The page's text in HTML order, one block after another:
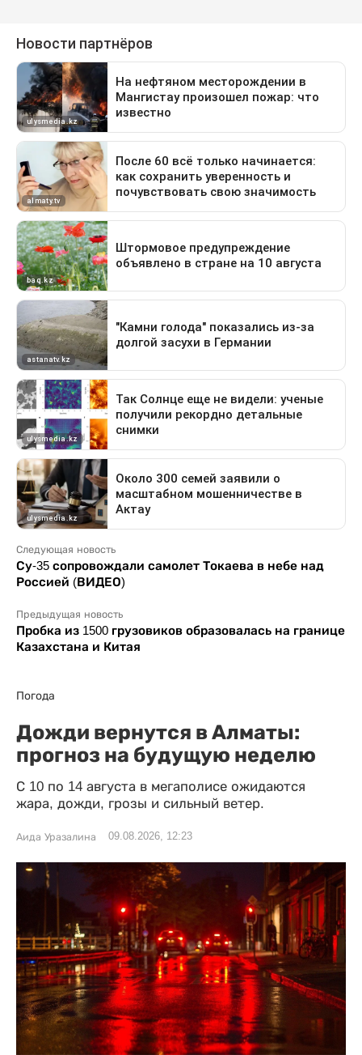
Следующая новость
Су-35 сопровождали самолет Токаева в небе над
Россией (ВИДЕО)
Предыдущая новость
Пробка из 1500 грузовиков образовалась на границе
Казахстана и Китая
Погода
Дожди вернутся в Алматы:
прогноз на будущую неделю
С 10 по 14 августа в мегаполисе ожидаются
жара, дожди, грозы и сильный ветер.
Аида Уразалина 09.08.2026, 12:23